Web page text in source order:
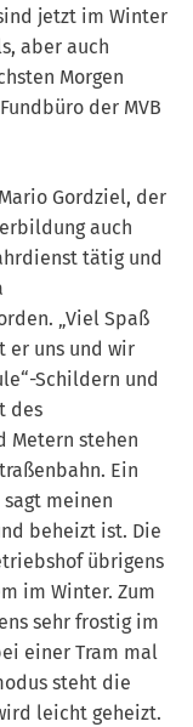
jetzt im Winter
aber auch
Morgen
der MVB
Gordziel, der
auch
tätig und
„Viel Spaß
er uns und wir
Schildern und
des
Metern stehen
Ein
meinen
beheizt ist. Die
übrigens
im Winter. Zum
sehr frostig im
einer Tram mal
steht die
leicht geheizt.